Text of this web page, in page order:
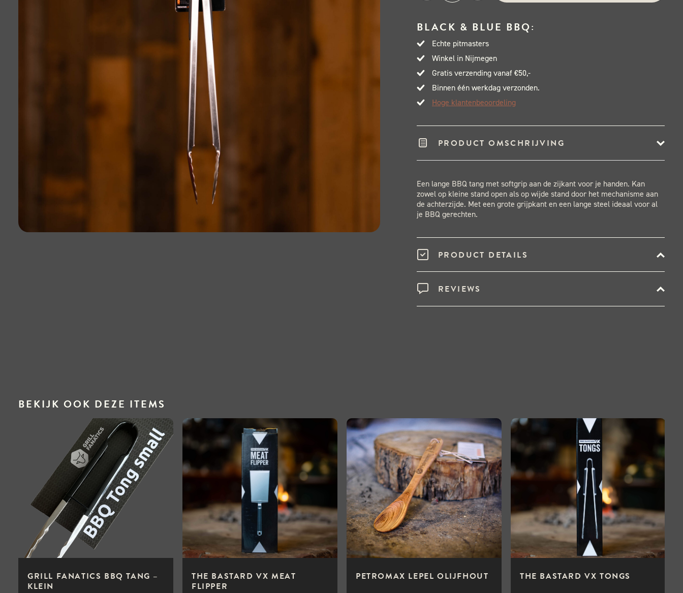
Deluxe
aantal
BLACK & BLUE BBQ:
Echte pitmasters
Winkel in Nijmegen
Gratis verzending vanaf €50,-
Binnen één werkdag verzonden.
Hoge klantenbeoordeling
PRODUCT OMSCHRIJVING
Een lange BBQ tang met softgrip aan de zijkant voor je handen. Kan
zowel op kleine stand open als op wijde stand door het mechanisme aan
de achterzijde. Met een grote grijpkant en een lange steel ideaal voor al
je BBQ gerechten.
PRODUCT DETAILS
REVIEWS
BEKIJK OOK DEZE ITEMS
GRILL FANATICS BBQ TANG –
KLEIN
THE BASTARD VX MEAT
FLIPPER
PETROMAX LEPEL OLIJFHOUT THE BASTARD VX TONGS